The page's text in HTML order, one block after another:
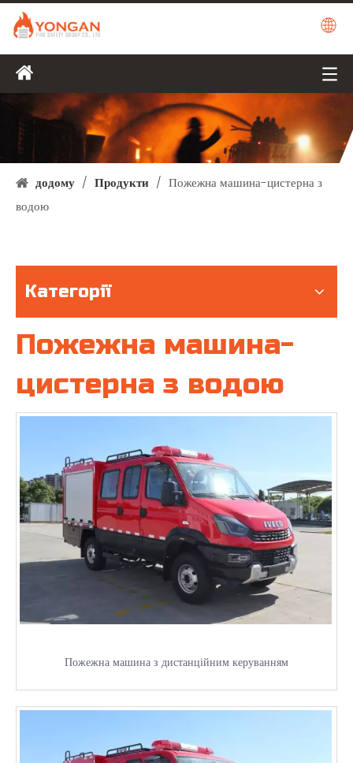
додому / Продукти / Пожежна машина-цистерна з
водою
Категорії
Пожежна машина-
цистерна з водою
Пожежна машина з дистанційним керуванням